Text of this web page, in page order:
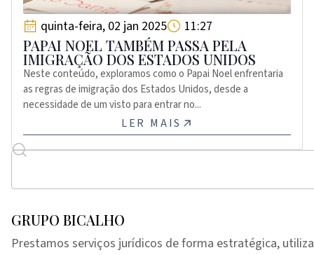
quinta-feira, 02 jan 2025 11:27
PAPAI NOEL TAMBÉM PASSA PELA
IMIGRAÇÃO DOS ESTADOS UNIDOS
Neste conteúdo, exploramos como o Papai Noel enfrentaria
as regras de imigração dos Estados Unidos, desde a
necessidade de um visto para entrar no...
LER MAIS
GRUPO BICALHO
Prestamos serviços jurídicos de forma estratégica,